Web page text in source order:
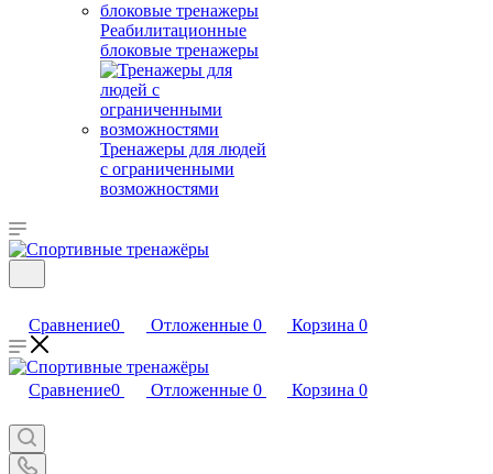
Реабилитационные
блоковые тренажеры
Тренажеры для людей
с ограниченными
возможностями
Сравнение0 Отложенные 0 Корзина 0
Сравнение0 Отложенные 0 Корзина 0